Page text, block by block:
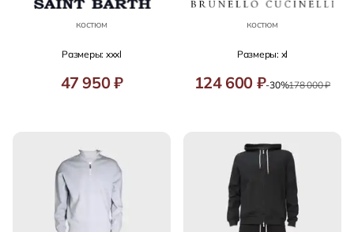
костюм
Размеры: xxxl
47 950 ₽
костюм
Размеры: xl
124 600 ₽-30%178 000 ₽